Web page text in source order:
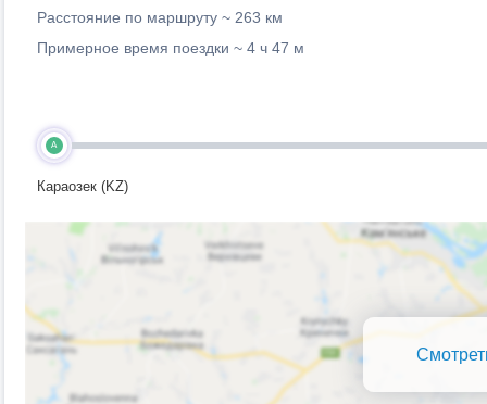
Расстояние по маршруту ~ 263 км
Примерное время поездки ~ 4 ч 47 м
A
Караозек (KZ)